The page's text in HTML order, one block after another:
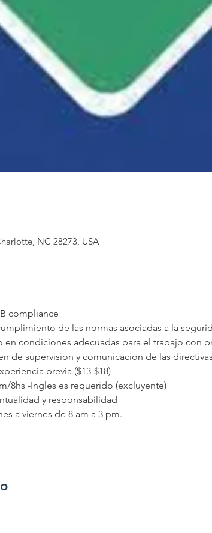
NC 28273, USA
compliance
de las normas asociadas a la
condiciones adecuadas para el trabajo con
de supervision y comunicacion de las
previa ($13-$18)
8hs -Ingles es requerido (excluyente)
y responsabilidad
a viernes de 8 am a 3 pm.